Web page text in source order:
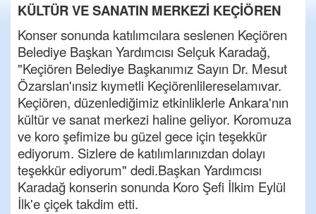
KÜLTÜR VE SANATIN MERKEZİ KEÇİÖREN
Konser sonunda katılımcılara seslenen Keçiören
Belediye Başkan Yardımcısı Selçuk Karadağ,
"Keçiören Belediye Başkanımız Sayın Dr. Mesut
Özarslan'ınsiz kıymetli Keçiörenlilereselamıvar.
Keçiören, düzenlediğimiz etkinliklerle Ankara'nın
kültür ve sanat merkezi haline geliyor. Koromuza
ve koro şefimize bu güzel gece için teşekkür
ediyorum. Sizlere de katılımlarınızdan dolayı
teşekkür ediyorum" dedi.Başkan Yardımcısı
Karadağ konserin sonunda Koro Şefi İlkim Eylül
İlk'e çiçek takdim etti.